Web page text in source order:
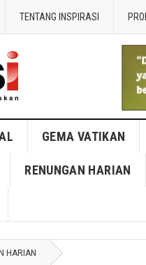
TENTANG INSPIRASI
GEMA VATIKAN
RENUNGAN HARIAN
HARIAN